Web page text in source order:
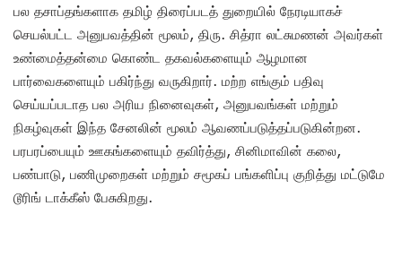
பல தசாப்தங்களாக தமிழ் திரைப்படத் துறையில் நேரடியாகச்
செயல்பட்ட அனுபவத்தின் மூலம், திரு. சித்ரா லட்சுமணன் அவர்கள்
உண்மைத்தன்மை கொண்ட தகவல்களையும் ஆழமான
பார்வைகளையும் பகிர்ந்து வருகிறார். மற்ற எங்கும் பதிவு
செய்யப்படாத பல அரிய நினைவுகள், அனுபவங்கள் மற்றும்
நிகழ்வுகள் இந்த சேனலின் மூலம் ஆவணப்படுத்தப்படுகின்றன.
பரபரப்பையும் ஊகங்களையும் தவிர்த்து, சினிமாவின் கலை,
பண்பாடு, பணிமுறைகள் மற்றும் சமூகப் பங்களிப்பு குறித்து மட்டுமே
டூரிங் டாக்கீஸ் பேசுகிறது.